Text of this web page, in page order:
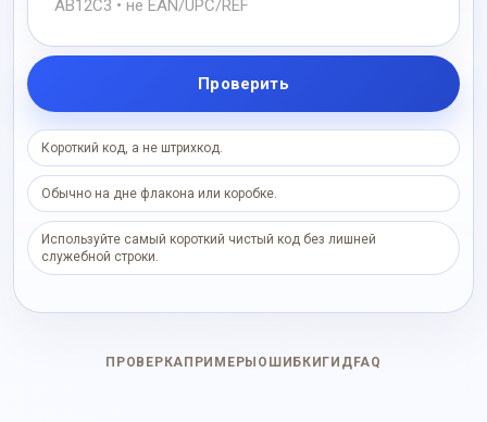
Проверить
Короткий код, а не штрихкод.
Обычно на дне флакона или коробке.
Используйте самый короткий чистый код без лишней
служебной строки.
ПРОВЕРКА ПРИМЕРЫ ОШИБКИ ГИД FAQ